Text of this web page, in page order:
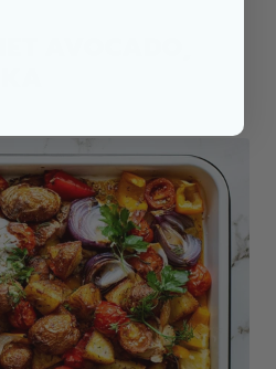
AVOCADO,